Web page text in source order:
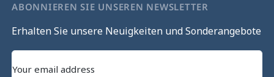
ABONNIEREN SIE UNSEREN NEWSLETTER
Erhalten Sie unsere Neuigkeiten und Sonderangebote